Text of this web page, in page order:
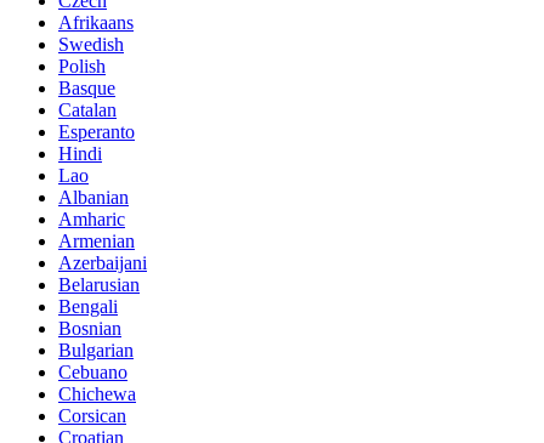
Afrikaans
Swedish
Polish
Basque
Catalan
Esperanto
Hindi
Lao
Albanian
Amharic
Armenian
Azerbaijani
Belarusian
Bengali
Bosnian
Bulgarian
Cebuano
Chichewa
Corsican
Croatian